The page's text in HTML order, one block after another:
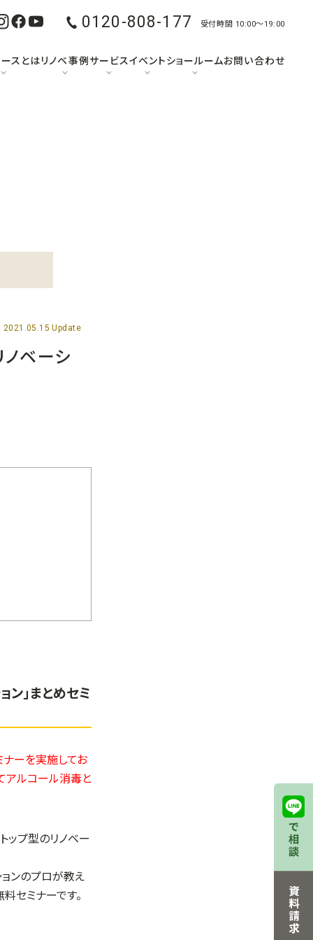
0120-808-177 受付時間 10:00〜19:00
ースとはリノベ事例サービスイベントショールームお問い合わせ
2021.05.15 Update
ノベーシ
」まとめセミ
ナーを実施してお
アルコール消毒と
ップ型のリノベー
ンのプロが教え
セミナーです。